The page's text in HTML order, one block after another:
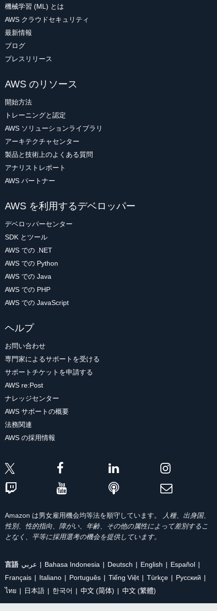
機械学習 (ML) とは
AWS クラウドセキュリティ
最新情報
ブログ
プレスリリース
AWS のリソース
開始方法
トレーニングと認定
AWS ソリューションライブラリ
アーキテクチャセンター
製品と技術上のよくある質問
アナリストレポート
AWS パートナー
AWS を利用するデベロッパー
デベロッパーセンター
SDK とツール
AWS での .NET
AWS での Python
AWS での Java
AWS での PHP
AWS での JavaScript
ヘルプ
お問い合わせ
専門家によるサポートを受ける
サポートチケットを申請する
AWS re:Post
ナレッジセンター
AWS サポートの概要
法務関連
AWS の採用情報
Amazon は男女雇用機会均等法を順守しています。
人種、出身国、
性別、性的指向、障がい、年齢、その他の属性によって差別するこ
となく、平等に採用選考の機会を提供しています。
言語 عربي Bahasa Indonesia Deutsch English
Español
Français
Italiano Português Tiếng Việt Türkçe
Ρусский
ไทย
日本語 한국어 中文 (简体) 中文 (繁體)